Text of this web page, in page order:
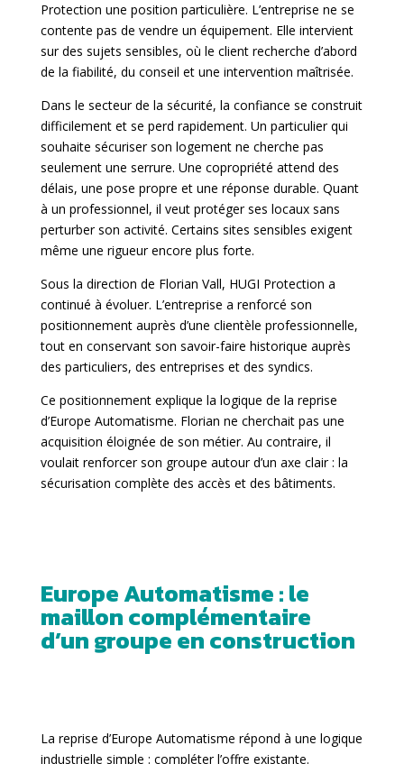
Protection une position particulière. L’entreprise ne se
contente pas de vendre un équipement. Elle intervient
sur des sujets sensibles, où le client recherche d’abord
de la fiabilité, du conseil et une intervention maîtrisée.
Dans le secteur de la sécurité, la confiance se construit
difficilement et se perd rapidement. Un particulier qui
souhaite sécuriser son logement ne cherche pas
seulement une serrure. Une copropriété attend des
délais, une pose propre et une réponse durable. Quant
à un professionnel, il veut protéger ses locaux sans
perturber son activité. Certains sites sensibles exigent
même une rigueur encore plus forte.
Sous la direction de Florian Vall, HUGI Protection a
continué à évoluer. L’entreprise a renforcé son
positionnement auprès d’une clientèle professionnelle,
tout en conservant son savoir-faire historique auprès
des particuliers, des entreprises et des syndics.
Ce positionnement explique la logique de la reprise
d’Europe Automatisme. Florian ne cherchait pas une
acquisition éloignée de son métier. Au contraire, il
voulait renforcer son groupe autour d’un axe clair : la
sécurisation complète des accès et des bâtiments.
Europe Automatisme : le
maillon complémentaire
d’un groupe en construction
La reprise d’Europe Automatisme répond à une logique
industrielle simple : compléter l’offre existante.